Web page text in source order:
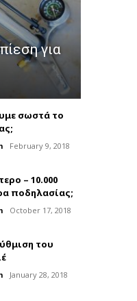
για
σωστά το
February 9, 2018
– 10.000
ποδηλασίας;
October 17, 2018
του
January 28, 2018